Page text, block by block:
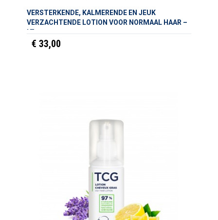
VERSTERKENDE, KALMERENDE EN JEUK
VERZACHTENDE LOTION VOOR NORMAAL HAAR –
LT
€ 33,00